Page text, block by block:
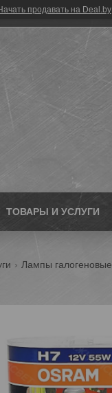
продавать на Deal.by
ТОВАРЫ И УСЛУГИ
Лампы галогеновые